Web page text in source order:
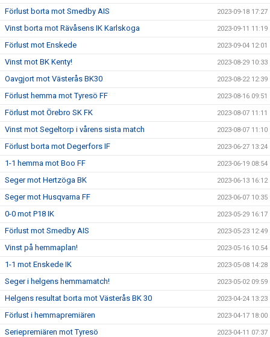
Förlust borta mot Smedby AIS 2023-09-18 17:27
Vinst borta mot Rävåsens IK Karlskoga 2023-09-11 11:19
Förlust mot Enskede 2023-09-04 12:01
Vinst mot BK Kenty! 2023-08-29 10:33
Oavgjort mot Västerås BK30 2023-08-22 12:39
Förlust hemma mot Tyresö FF 2023-08-16 09:51
Förlust mot Örebro SK FK 2023-08-07 11:11
Vinst mot Segeltorp i vårens sista match 2023-08-07 11:10
Förlust borta mot Degerfors IF 2023-06-27 13:24
1-1 hemma mot Boo FF 2023-06-19 08:54
Seger mot Hertzöga BK 2023-06-13 16:12
Seger mot Husqvarna FF 2023-06-07 10:35
0-0 mot P18 IK 2023-05-29 16:17
Förlust mot Smedby AIS 2023-05-23 12:49
Vinst på hemmaplan! 2023-05-16 10:54
1-1 mot Enskede IK 2023-05-08 14:28
Seger i helgens hemmamatch! 2023-05-02 09:59
Helgens resultat borta mot Västerås BK 30 2023-04-24 13:23
Förlust i hemmapremiären 2023-04-17 18:00
Seriepremiären mot Tyresö 2023-04-11 07:37